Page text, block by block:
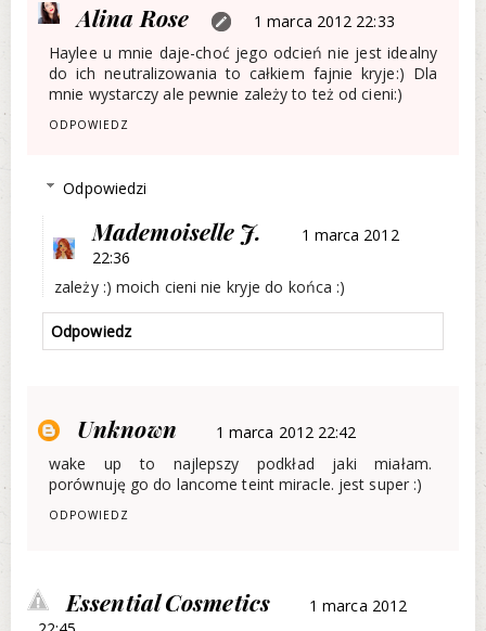
Alina Rose
1 marca 2012 22:33
Haylee u mnie daje-choć jego odcień nie jest idealny
do ich neutralizowania to całkiem fajnie kryje:) Dla
mnie wystarczy ale pewnie zależy to też od cieni:)
ODPOWIEDZ
Odpowiedzi
Mademoiselle J.
1 marca 2012
22:36
zależy :) moich cieni nie kryje do końca :)
Odpowiedz
Unknown
1 marca 2012 22:42
wake up to najlepszy podkład jaki miałam.
porównuję go do lancome teint miracle. jest super :)
ODPOWIEDZ
Essential Cosmetics
1 marca 2012